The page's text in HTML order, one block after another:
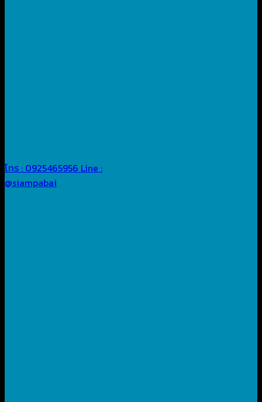
โทร : 0925465956 Line :
@siampabai